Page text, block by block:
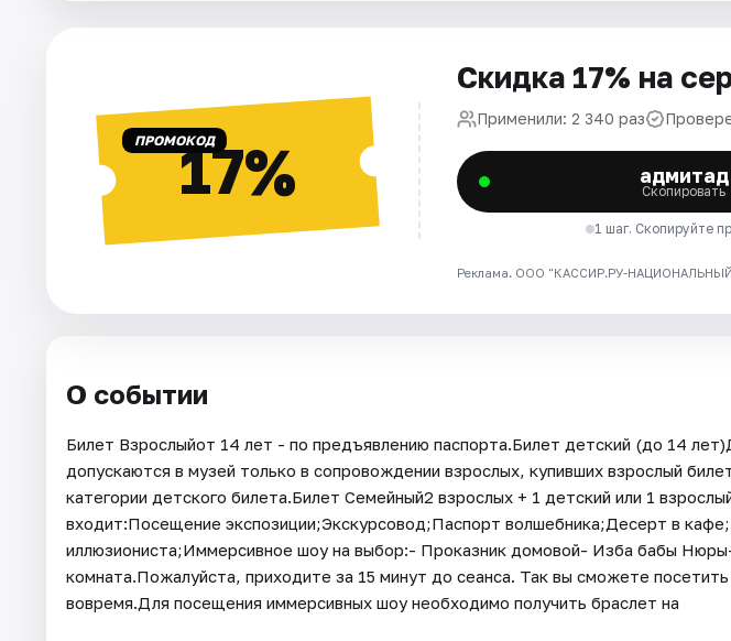
ПРОМОКОД17%
Скидка 17% на
Применили: 2 340 раз
адмитад
Скопировать
1 шаг. Скопируйте
Реклама. ООО "КАССИР.РУ-НАЦИОНАЛЬНЫЙ
О событии
Билет Взрослыйот 14 лет - по предъявлению паспорта.Билет детский (до 14
допускаются в музей только в сопровождении взрослых, купивших взрослый
категории детского билета.Билет Семейный2 взрослых + 1 детский или 1
входит:Посещение экспозиции;Экскурсовод;Паспорт волшебника;Десерт в
иллюзиониста;Иммерсивное шоу на выбор:- Проказник домовой- Изба бабы
комната.Пожалуйста, приходите за 15 минут до сеанса. Так вы сможете
вовремя.Для посещения иммерсивных шоу необходимо получить браслет на